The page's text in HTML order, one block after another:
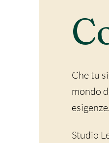
Che tu
mondo
esigenze.
Studio